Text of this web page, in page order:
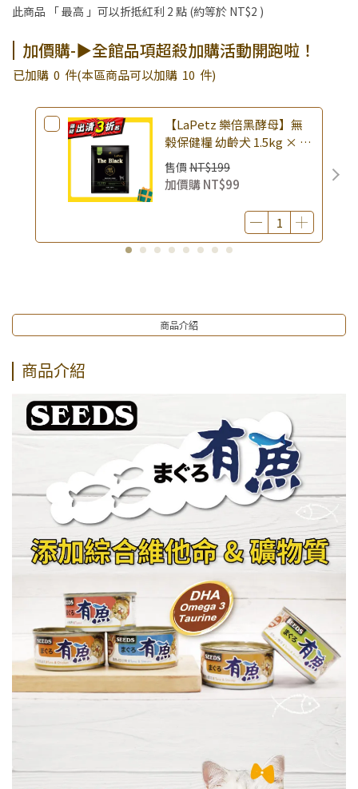
組！
▶王國加購活動 訂單享超值優惠價加購好物
▶全館品項超殺加購活動開跑啦！
止)
此商品 「 最高 」可以折抵紅利 2 點 (約等於 NT$2 )
加價購-▶全館品項超殺加購活動開跑啦！
已加購 0 件(本區商品可以加購 10 件)
【LaPetz 樂倍黑酵母】無
榖保健糧 幼齡犬 1.5kg × 包
｜(廠效期20260818) 狗乾糧
狗飼料 幼犬飼料 無穀配方｜
即期品
售價 NT$199
加價購NT$99
商品介紹
商品介紹